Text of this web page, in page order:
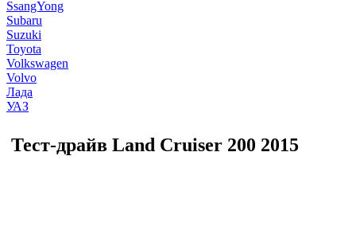
SsangYong
Subaru
Suzuki
Toyota
Volkswagen
Volvo
Лада
УАЗ
Тест-драйв Land Cruiser 200 2015